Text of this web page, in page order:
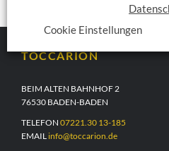
TOCCARION
BEIM ALTEN BAHNHOF 2
76530 BADEN-BADEN
TELEFON 07221.30 13-185
EMAIL info@toccarion.de
Cookie Einstellungen